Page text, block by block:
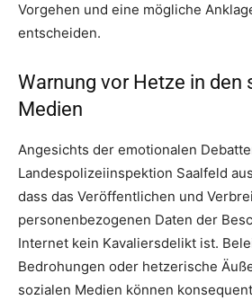
Vorgehen und eine mögliche
entscheiden.
Warnung vor Hetze in den
Medien
Angesichts der emotionalen
Landespolizeiinspektion Saalfeld
dass das Veröffentlichen und
personenbezogenen Daten der
Internet kein Kavaliersdelikt ist.
Bedrohungen oder hetzerische
sozialen Medien können